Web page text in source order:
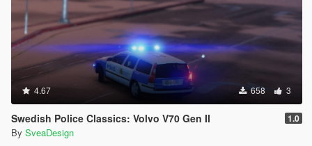
4.67 658 3
Swedish Police Classics: Volvo V70 Gen II 1.0
By SveaDesign